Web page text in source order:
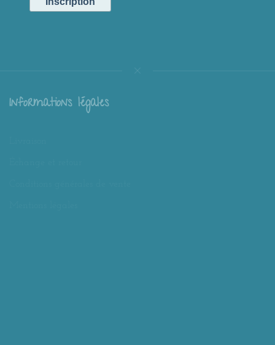
Informations légales